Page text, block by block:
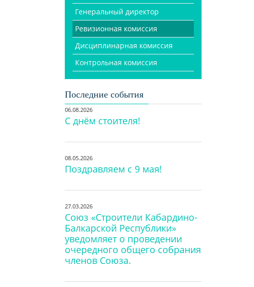
Генеральный директор
Ревизионная комиссия
Дисциплинарная комиссия
Контрольная комиссия
Последние события
06.08.2026
С днём стоителя!
08.05.2026
Поздравляем с 9 мая!
27.03.2026
Союз «Строители Кабардино-
Балкарской Республики»
уведомляет о проведении
очередного общего собрания
членов Союза.